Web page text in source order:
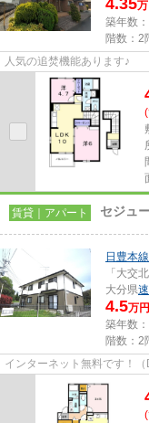
築年数
階数：2
人気の追焚機能あります♪
賃貸｜アパート セジュ
日豊本線
「大交
大分県
4.5万円
築年数
階数：2
インターネット無料です！（